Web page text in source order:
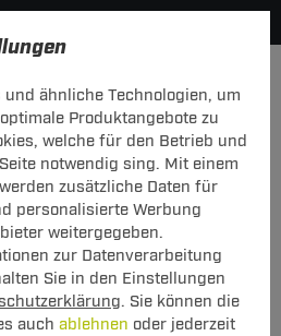
ähnliche Technologien, um
Produktangebote zu
welche für den Betrieb und
notwendig sing. Mit einem
zusätzliche Daten für
personalisierte Werbung
weitergegeben.
zur Datenverarbeitung
Sie in den Einstellungen
. Sie können die
auch ablehnen oder jederzeit
uns sind, melden Sie sich bitte
und Ihrem Passwort an.
Passwort hier anmelden.